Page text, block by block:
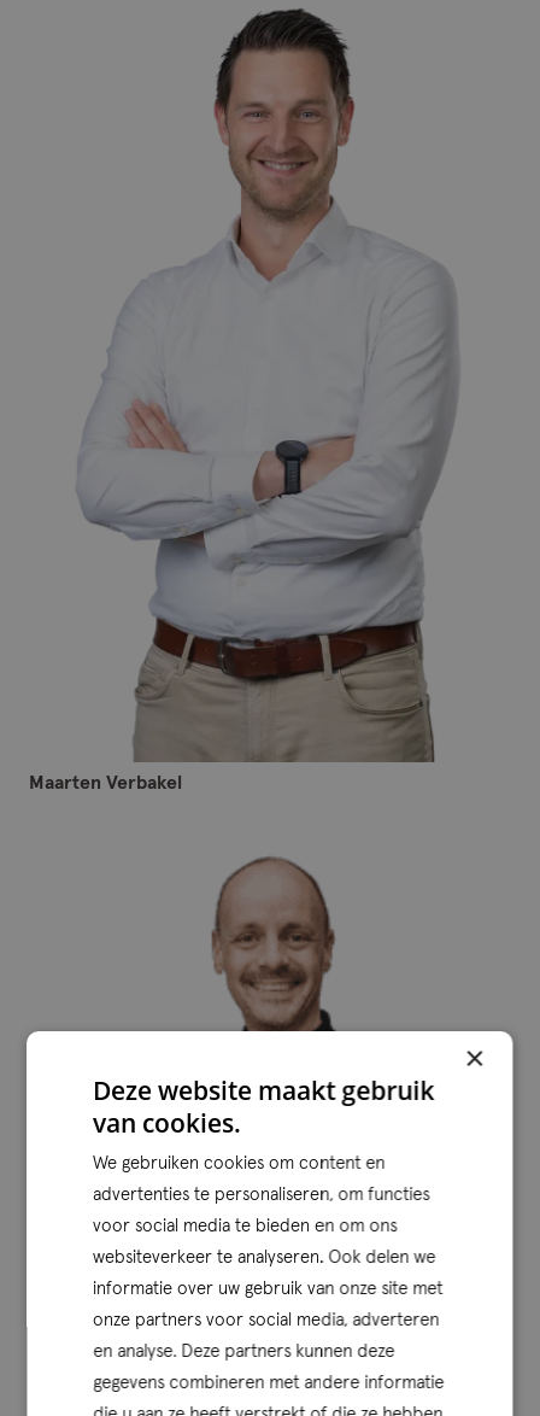
Maarten Verbakel
×
Deze website maakt gebruik
van cookies.
We gebruiken cookies om content en
advertenties te personaliseren, om functies
voor social media te bieden en om ons
websiteverkeer te analyseren. Ook delen we
informatie over uw gebruik van onze site met
onze partners voor social media, adverteren
en analyse. Deze partners kunnen deze
gegevens combineren met andere informatie